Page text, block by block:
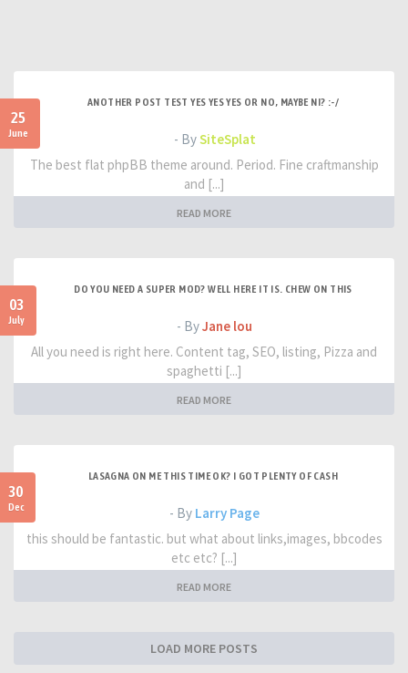
25
June
ANOTHER POST TEST YES YES YES OR NO, MAYBE NI? :-/
- BySiteSplat
The best flat phpBB theme around. Period. Fine craftmanship
and [...]
READ MORE
03
July
DO YOU NEED A SUPER MOD? WELL HERE IT IS. CHEW ON THIS
- ByJane lou
All you need is right here. Content tag, SEO, listing, Pizza and
spaghetti [...]
READ MORE
30
Dec
LASAGNA ON ME THIS TIME OK? I GOT PLENTY OF CASH
- By Larry Page
this should be fantastic. but what about links,images, bbcodes
etc etc? [...]
READ MORE
LOAD MORE POSTS